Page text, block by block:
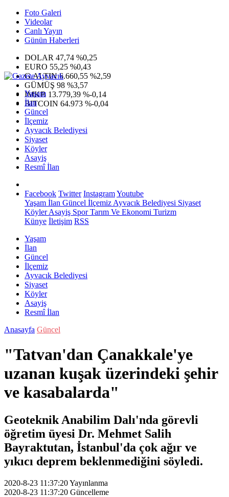
Foto Galeri
Videolar
Canlı Yayın
Günün Haberleri
DOLAR 47,74 %0,25
EURO 55,25 %0,43
G.ALTIN6.660,55 %2,59
GÜMÜŞ 98 %3,57
IMKB 13.779,39 %-0,14
BITCOIN 64.973 %-0,04
Yaşam
İlan
Güncel
İlçemiz
Ayvacık Belediyesi
Siyaset
Köyler
Asayiş
Resmî İlan
Facebook Twitter InstagramYoutube
Yaşam İlan Güncel İlçemiz Ayvacık Belediyesi Siyaset
KöylerAsayiş SporTarım Ve Ekonomi Turizm
Künye İletişim RSS
Yaşam
İlan
Güncel
İlçemiz
Ayvacık Belediyesi
Siyaset
Köyler
Asayiş
Resmî İlan
Anasayfa Güncel
"Tatvan'dan Çanakkale'ye
uzanan kuşak üzerindeki şehir
ve kasabalarda"
Geoteknik Anabilim Dalı'nda görevli
öğretim üyesi Dr. Mehmet Salih
Bayraktutan, İstanbul'da çok ağır ve
yıkıcı deprem beklenmediğini söyledi.
2020-8-23 11:37:20Yayınlanma
2020-8-23 11:37:20 Güncelleme